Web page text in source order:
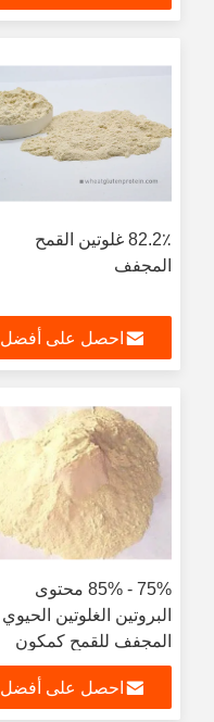
82.2٪ غلوتين القمح
المجفف
احصل على أفضل
75% - 85% محتوى
البروتين الغلوتين الحيوي
المجفف للقمح كمكون
للغذاء
احصل على أفضل